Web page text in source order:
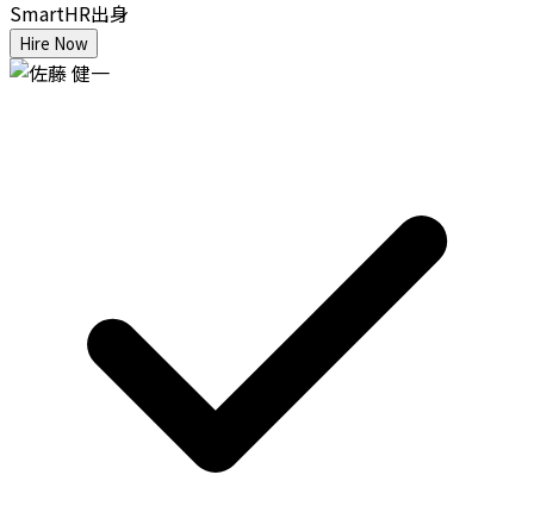
SmartHR出身
Hire Now